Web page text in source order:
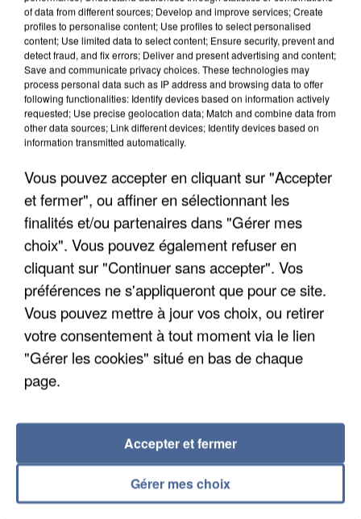
6 août 2026
Gabriel Attal et Raphaël Glucksmann visés par des
ingérences...
Sollicité, Sébastien Lecornu annonce un "travail
commun" avec les partis à la rentrée.
of data from different sources; Develop and improve services; Create
profiles to personalise content; Use profiles to select personalised
content; Use limited data to select content; Ensure security, prevent and
detect fraud, and fix errors; Deliver and present advertising and content;
Save and communicate privacy choices. These technologies may
process personal data such as IP address and browsing data to offer
following functionalities: Identify devices based on information actively
requested; Use precise geolocation data; Match and combine data from
other data sources; Link different devices; Identify devices based on
information transmitted automatically.
Vous pouvez accepter en cliquant sur "Accepter
et fermer", ou affiner en sélectionnant les
finalités et/ou partenaires dans "Gérer mes
choix". Vous pouvez également refuser en
cliquant sur "Continuer sans accepter". Vos
préférences ne s'appliqueront que pour ce site.
Vous pouvez mettre à jour vos choix, ou retirer
votre consentement à tout moment via le lien
"Gérer les cookies" situé en bas de chaque
page.
Gérer mes choix
Accepter et fermer